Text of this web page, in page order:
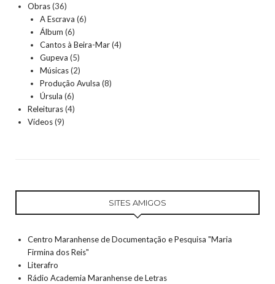
Obras(36)
A Escrava (6)
Álbum (6)
Cantos à Beira-Mar(4)
Gupeva (5)
Músicas(2)
Produção Avulsa (8)
Úrsula (6)
Releituras(4)
Vídeos(9)
SITES AMIGOS
Centro Maranhense de Documentação e Pesquisa "Maria
Firmina dos Reis"
Literafro
Rádio Academia Maranhense de Letras